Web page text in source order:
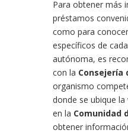
Para obtener más
préstamos
como para
específicos de
autónoma, es
con la Consejería
organismo
donde se ubique
en la Comunidad
obtener